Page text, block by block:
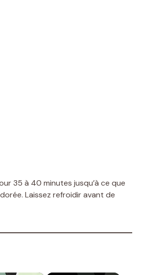
35 à 40 minutes jusqu’à ce que
Laissez refroidir avant de